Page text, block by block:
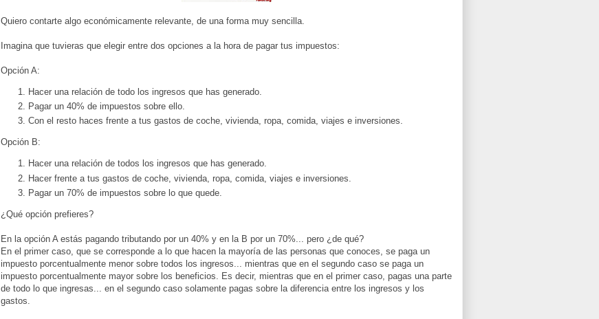
Quiero contarte algo económicamente relevante, de una forma muy sencilla.
Imagina que tuvieras que elegir entre dos opciones a la hora de pagar tus impuestos:
Opción A:
Hacer una relación de todo los ingresos que has generado.
Pagar un 40% de impuestos sobre ello.
Con el resto haces frente a tus gastos de coche, vivienda, ropa, comida, viajes e inversiones.
Opción B:
Hacer una relación de todos los ingresos que has generado.
Hacer frente a tus gastos de coche, vivienda, ropa, comida, viajes e inversiones.
Pagar un 70% de impuestos sobre lo que quede.
¿Qué opción prefieres?
En la opción A estás pagando tributando por un 40% y en la B por un 70%... pero ¿de qué?
En el primer caso, que se corresponde a lo que hacen la mayoría de las personas que conoces, se paga un
impuesto porcentualmente menor sobre todos los ingresos... mientras que en el segundo caso se paga un
impuesto porcentualmente mayor sobre los beneficios. Es decir, mientras que en el primer caso, pagas una parte
de todo lo que ingresas... en el segundo caso solamente pagas sobre la diferencia entre los ingresos y los
gastos.